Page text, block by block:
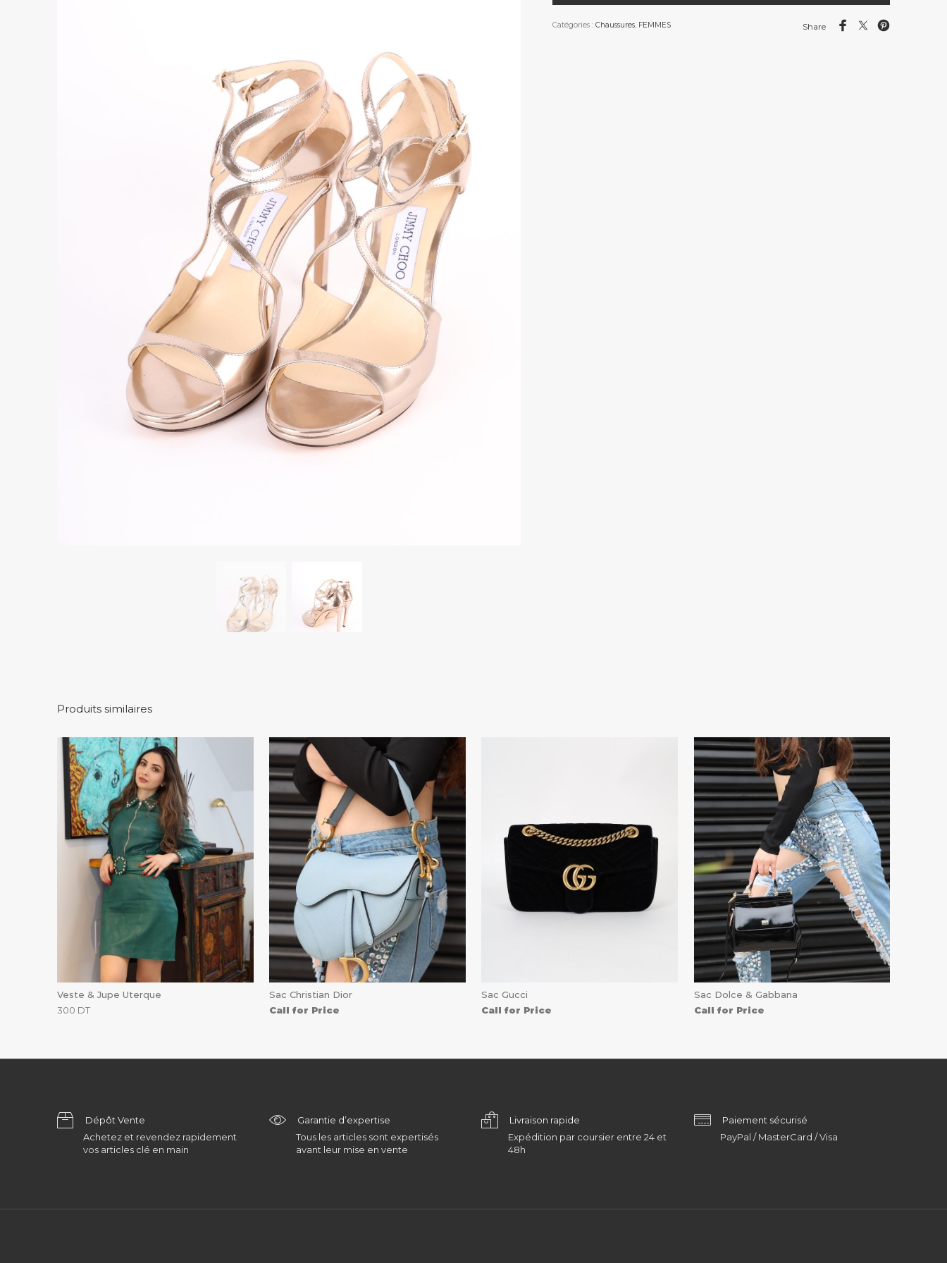
Share
Catégories : Chaussures, FEMMES
Produits similaires
Veste & Jupe Uterque
300 DT
Sac Christian Dior
Call for Price
Sac Gucci
Call for Price
Sac Dolce & Gabbana
Call for Price
Dépôt Vente
Achetez et revendez rapidement
vos articles clé en main
Garantie d’expertise
Tous les articles sont expertisés
avant leur mise en vente
Livraison rapide
Expédition par coursier entre 24 et
48h
Paiement sécurisé
PayPal / MasterCard / Visa